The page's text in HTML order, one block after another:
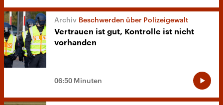
Beschwerden über Polizeigewalt
Vertrauen ist gut, Kontrolle ist nicht
vorhanden
06:50 Minuten